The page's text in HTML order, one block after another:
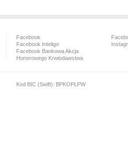
Facebook
Facebook Inteligo
Facebook Bankowa Akcja
Honorowego Krwiodawstwa
Kod BIC (Swift): BPKOPLPW